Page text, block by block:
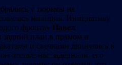
у тюрьмы на
милиция. Инициативу
фронта» Павел
задний план в прямом и
и свечками двинулись в
отстал; нас задержали, его